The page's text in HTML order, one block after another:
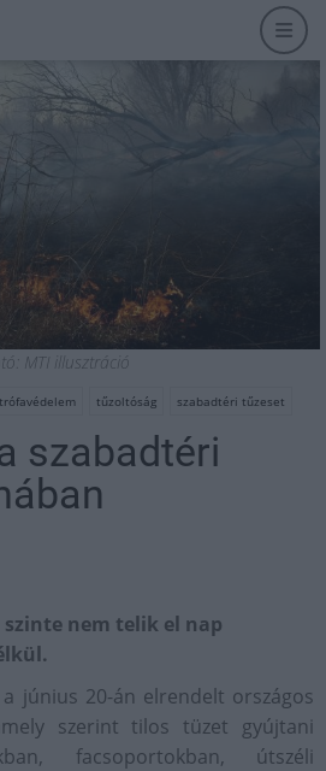
MTI illusztráció
tűzoltóság szabadtéri tűzeset
szabadtéri
szinte nem telik el nap
június 20-án elrendelt országos
szerint tilos tüzet gyújtani
facsoportokban, útszéli